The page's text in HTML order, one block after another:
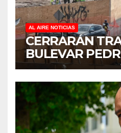
AL AIRE NOTICIAS
CERRARÁN
BULEVAR
PARA
ANTES DEL
CLASES